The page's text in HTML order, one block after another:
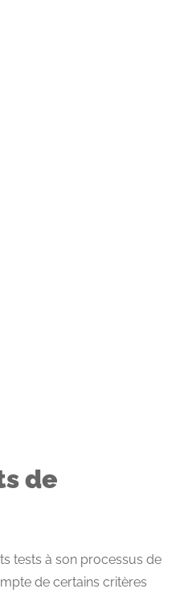
de
tests à son processus de
de certains critères